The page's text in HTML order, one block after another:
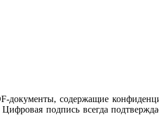
документы, содержащие
подпись всегда